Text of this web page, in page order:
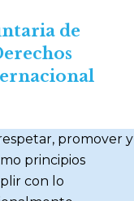
de
promover y
principios
con lo